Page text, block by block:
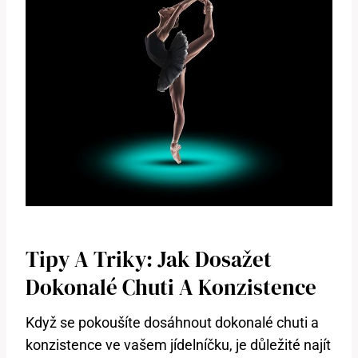
Tipy A Triky: Jak Dosažet
Dokonalé Chuti A Konzistence
Když se pokoušíte dosáhnout dokonalé chuti a
konzistence ve vašem jídelníčku, je důležité najít